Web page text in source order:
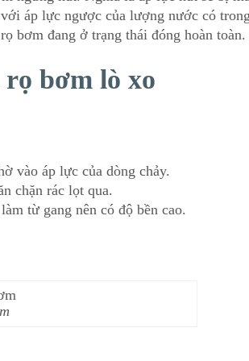
áp lực ngược của lượng nước có
bơm đang ở trạng thái đóng hoàn toàn.
bơm lò xo
vào áp lực của dòng chảy.
chặn rác lọt qua.
từ gang nên có độ bền cao.